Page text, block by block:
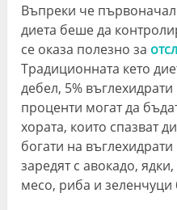
Въпреки че
диета беше да
се оказа полезно за
Традиционната кето
дебел, 5%
проценти могат да
хората, които спазват
богати на
заредят с авокадо,
месо, риба и зеленчуци